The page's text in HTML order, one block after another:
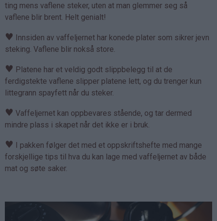
ting mens vaflene steker, uten at man glemmer seg så
vaflene blir brent. Helt genialt!
♥ Innsiden av vaffeljernet har konede plater som sikrer jevn
steking. Vaflene blir nokså store.
♥ Platene har et veldig godt slippbelegg til at de
ferdigstekte vaflene slipper platene lett, og du trenger kun
littegrann spayfett når du steker.
♥ Vaffeljernet kan oppbevares stående, og tar dermed
mindre plass i skapet når det ikke er i bruk.
♥ I pakken følger det med et oppskriftshefte med mange
forskjellige tips til hva du kan lage med vaffeljernet av både
mat og søte saker.